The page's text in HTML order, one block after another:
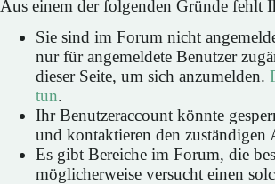
Aus einem der folgenden Gründe fehlt
Sie sind im Forum nicht
nur für angemeldete Benutzer
dieser Seite, um sich anzumelden.
tun.
Ihr Benutzeraccount könnte
und kontaktieren den zuständigen
Es gibt Bereiche im Forum, die
möglicherweise versucht einen